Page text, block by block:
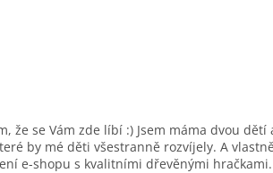
že se Vám zde líbí :) Jsem máma dvou
by mé děti všestranně rozvíjely. A
e-shopu s kvalitními dřevěnými hračkami.